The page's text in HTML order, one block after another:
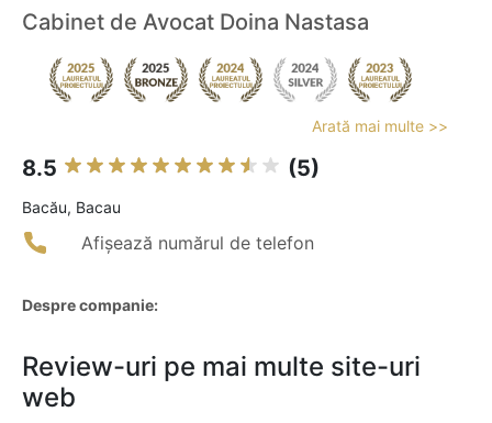
Cabinet de Avocat Doina Nastasa
Arată mai multe >>
8.5 (5)
Bacău, Bacau
Afișează numărul de telefon
Despre companie:
Review-uri pe mai multe site-uri
web